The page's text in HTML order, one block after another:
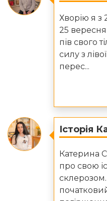
Хворію я з
25 вересня
пів свого
силу з
перес...
Історія
Катерина
про свою